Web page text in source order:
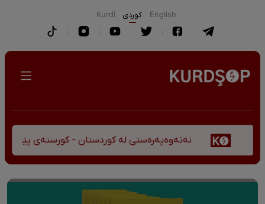
English كوردی Kurdî
نەتەوەپەرەستی لە کوردستان - کورستەی پێشڤەچوونی